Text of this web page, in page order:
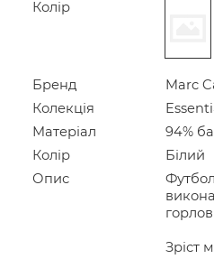
Колір
Бренд
Marc
Колекція
Матеріал
94%
Колір
Білий
Опис
Зріст